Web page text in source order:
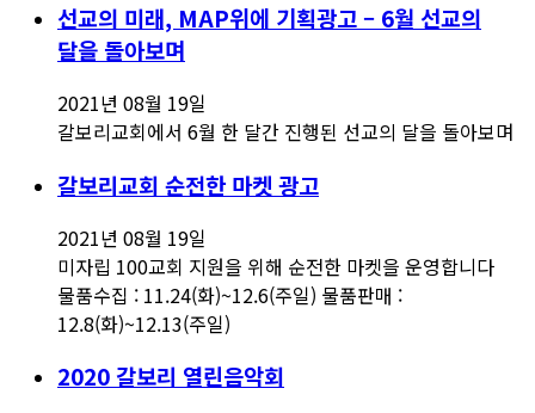
선교의 미래, MAP위에 기획광고 – 6월 선교의
달을 돌아보며
2021년 08월 19일
갈보리교회에서 6월 한 달간 진행된 선교의 달을 돌아보며
갈보리교회 순전한 마켓 광고
2021년 08월 19일
미자립 100교회 지원을 위해 순전한 마켓을 운영합니다
물품수집 : 11.24(화)~12.6(주일) 물품판매 :
12.8(화)~12.13(주일)
2020 갈보리 열린음악회